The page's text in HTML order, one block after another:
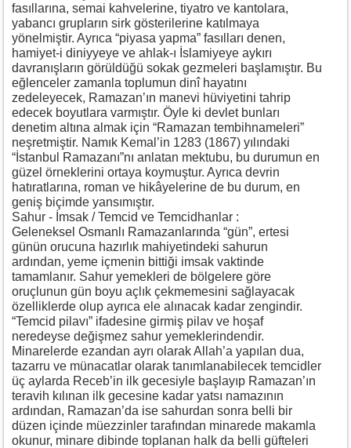
fasıllarına, semai kahvelerine, tiyatro ve kantolara,
yabancı grupların sirk gösterilerine katılmaya
yönelmiştir. Ayrıca “piyasa yapma” fasılları denen,
hamiyet-i diniyyeye ve ahlak-ı İslamiyeye aykırı
davranışların görüldüğü sokak gezmeleri başlamıştır. Bu
eğlenceler zamanla toplumun dinî hayatını
zedeleyecek, Ramazan’ın manevi hüviyetini tahrip
edecek boyutlara varmıştır. Öyle ki devlet bunları
denetim altına almak için “Ramazan tembihnameleri”
neşretmiştir. Namık Kemal’in 1283 (1867) yılındaki
“İstanbul Ramazanı”nı anlatan mektubu, bu durumun en
güzel örneklerini ortaya koymuştur. Ayrıca devrin
hatıratlarına, roman ve hikâyelerine de bu durum, en
geniş biçimde yansımıştır.
Sahur - İmsak / Temcid ve Temcidhanlar :
Geleneksel Osmanlı Ramazanlarında “gün”, ertesi
günün orucuna hazırlık mahiyetindeki sahurun
ardından, yeme içmenin bittiği imsak vaktinde
tamamlanır. Sahur yemekleri de bölgelere göre
oruçlunun gün boyu açlık çekmemesini sağlayacak
özelliklerde olup ayrıca ele alınacak kadar zengindir.
“Temcid pilavı” ifadesine girmiş pilav ve hoşaf
neredeyse değişmez sahur yemeklerindendir.
Minarelerde ezandan ayrı olarak Allah’a yapılan dua,
tazarru ve münacatlar olarak tanımlanabilecek temcidler
üç aylarda Receb’in ilk gecesiyle başlayıp Ramazan’ın
teravih kılınan ilk gecesine kadar yatsı namazının
ardından, Ramazan’da ise sahurdan sonra belli bir
düzen içinde müezzinler tarafından minarede makamla
okunur, minare dibinde toplanan halk da belli güfteleri